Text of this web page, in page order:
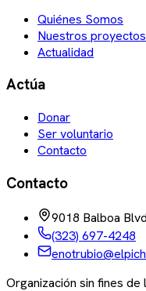
Quiénes Somos
Nuestros proyectos
Actualidad
Actúa
Donar
Ser voluntario
Contacto
Contacto
9018 Balboa
(323) 697-4248
Organización sin fines